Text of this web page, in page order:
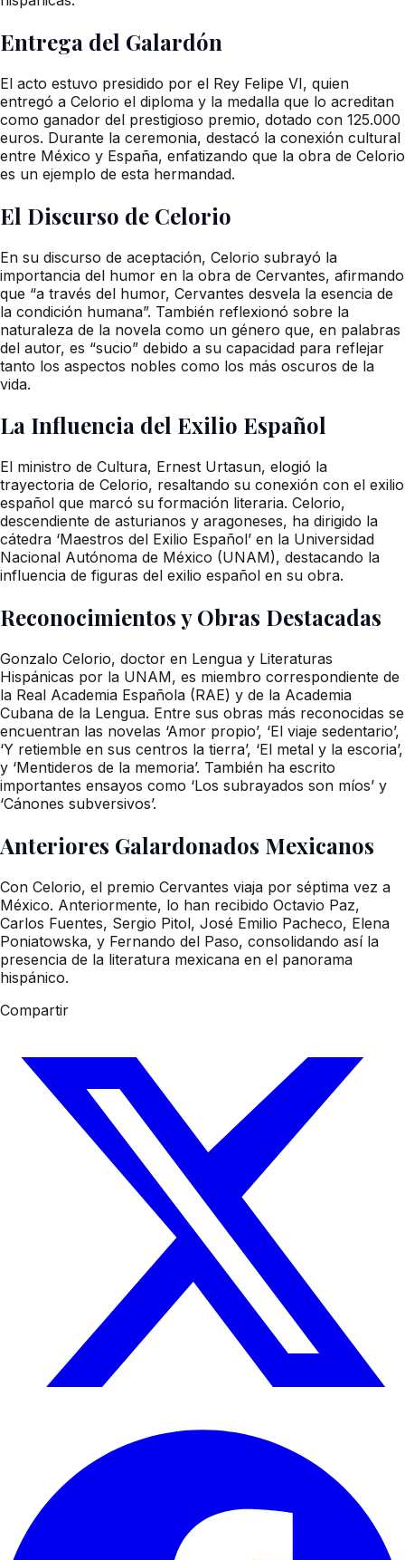
Entrega del Galardón
El acto estuvo presidido por el Rey Felipe VI, quien
entregó a Celorio el diploma y la medalla que lo acreditan
como ganador del prestigioso premio, dotado con 125.000
euros. Durante la ceremonia, destacó la conexión cultural
entre México y España, enfatizando que la obra de Celorio
es un ejemplo de esta hermandad.
El Discurso de Celorio
En su discurso de aceptación, Celorio subrayó la
importancia del humor en la obra de Cervantes, afirmando
que “a través del humor, Cervantes desvela la esencia de
la condición humana”. También reflexionó sobre la
naturaleza de la novela como un género que, en palabras
del autor, es “sucio” debido a su capacidad para reflejar
tanto los aspectos nobles como los más oscuros de la
vida.
La Influencia del Exilio Español
El ministro de Cultura, Ernest Urtasun, elogió la
trayectoria de Celorio, resaltando su conexión con el exilio
español que marcó su formación literaria. Celorio,
descendiente de asturianos y aragoneses, ha dirigido la
cátedra ‘Maestros del Exilio Español’ en la Universidad
Nacional Autónoma de México (UNAM), destacando la
influencia de figuras del exilio español en su obra.
Reconocimientos y Obras Destacadas
Gonzalo Celorio, doctor en Lengua y Literaturas
Hispánicas por la UNAM, es miembro correspondiente de
la Real Academia Española (RAE) y de la Academia
Cubana de la Lengua. Entre sus obras más reconocidas se
encuentran las novelas ‘Amor propio’, ‘El viaje sedentario’,
‘Y retiemble en sus centros la tierra’, ‘El metal y la escoria’,
y ‘Mentideros de la memoria’. También ha escrito
importantes ensayos como ‘Los subrayados son míos’ y
‘Cánones subversivos’.
Anteriores Galardonados Mexicanos
Con Celorio, el premio Cervantes viaja por séptima vez a
México. Anteriormente, lo han recibido Octavio Paz,
Carlos Fuentes, Sergio Pitol, José Emilio Pacheco, Elena
Poniatowska, y Fernando del Paso, consolidando así la
presencia de la literatura mexicana en el panorama
hispánico.
Compartir